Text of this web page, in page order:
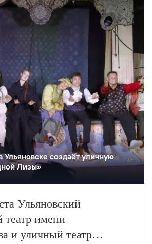
создаëт уличную
Лизы»
Ульяновский
имени
и уличный театр